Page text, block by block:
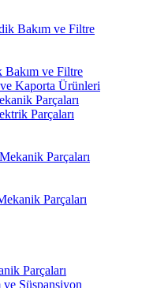
Bakım ve Filtre
ve Filtre
Kaporta Ürünleri
Parçaları
Parçaları
Parçaları
Parçaları
Parçaları
Süspansiyon